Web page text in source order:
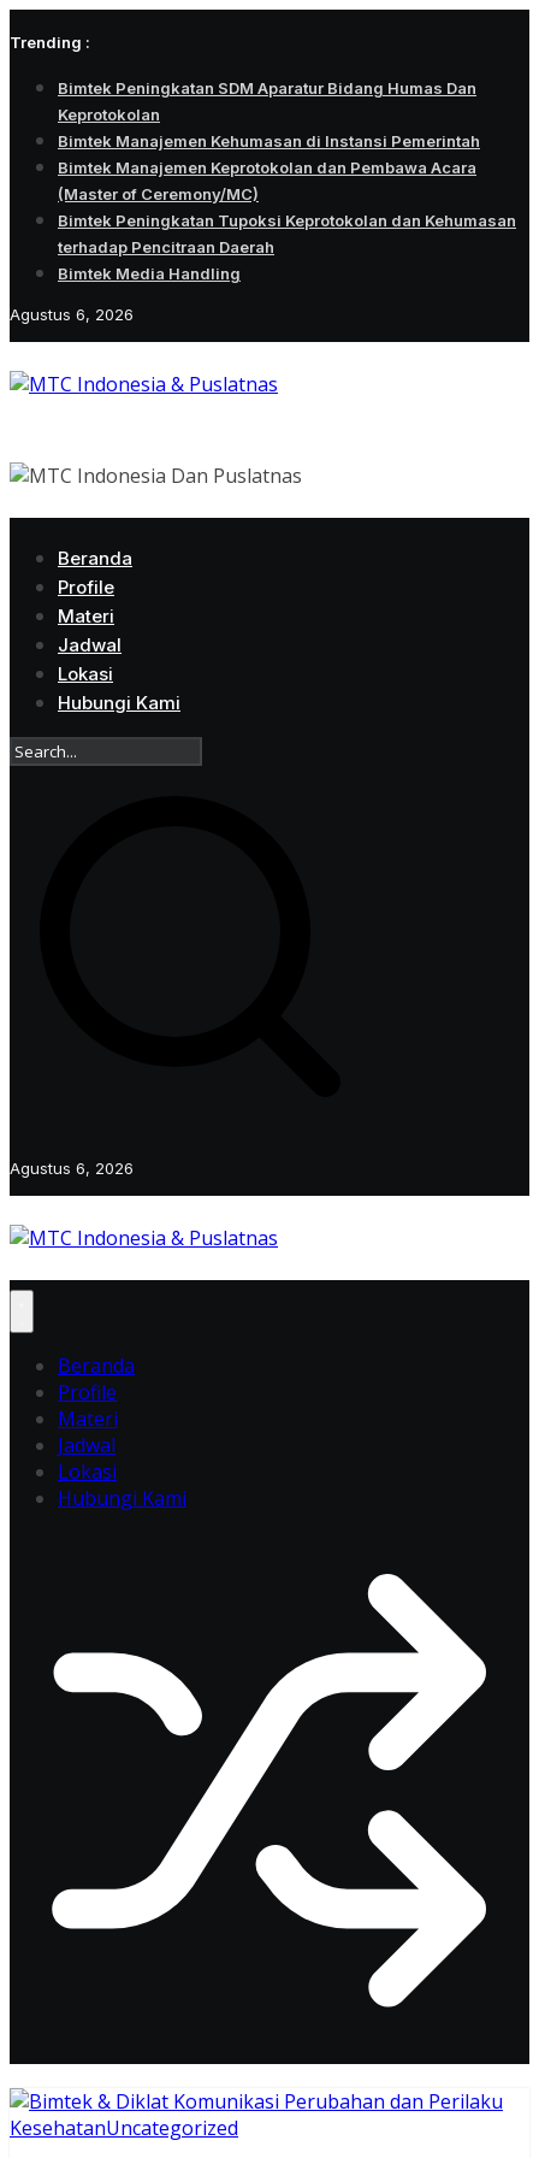
to
Trending :
Bimtek Peningkatan SDM Aparatur Bidang Humas Dan
Keprotokolan
Bimtek Manajemen Kehumasan di Instansi Pemerintah
Bimtek Manajemen Keprotokolan dan Pembawa Acara
(Master of Ceremony/MC)
Bimtek Peningkatan Tupoksi Keprotokolan dan Kehumasan
terhadap Pencitraan Daerah
Bimtek Media Handling
Agustus 6, 2026
Beranda
Profile
Materi
Jadwal
Lokasi
Hubungi Kami
Agustus 6, 2026
Beranda
Profile
Materi
Jadwal
Lokasi
Hubungi Kami
KesehatanUncategorized